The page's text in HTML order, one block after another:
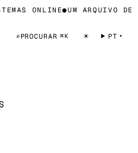
ONLINE ●UM ARQUIVO DE
⌕ PROCURAR ⌘K ☀ PT